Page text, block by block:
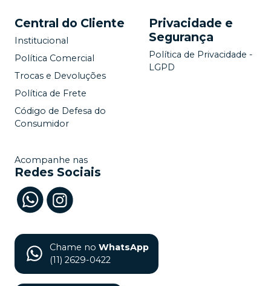
Central do Cliente
Institucional
Política Comercial
Trocas e Devoluções
Política de Frete
Código de Defesa do
Consumidor
Privacidade e
Segurança
Política de Privacidade -
LGPD
Acompanhe nas
Redes Sociais
Chame no WhatsApp
(11) 2629-0422